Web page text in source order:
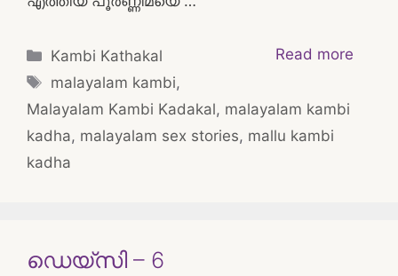
Read more
Categories
Kambi Kathakal
Tags
malayalam kambi,
Malayalam Kambi Kadakal, malayalam kambi
kadha, malayalam sex stories, mallu kambi
kadha
ഡെയ്‌സി – 6